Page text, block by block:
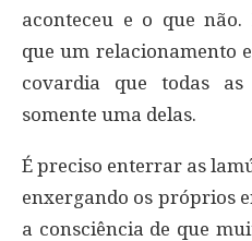
aconteceu e o que não.
que um relacionamento
covardia que todas
somente uma delas.
É preciso enterrar as
enxergando os próprios
a consciência de que